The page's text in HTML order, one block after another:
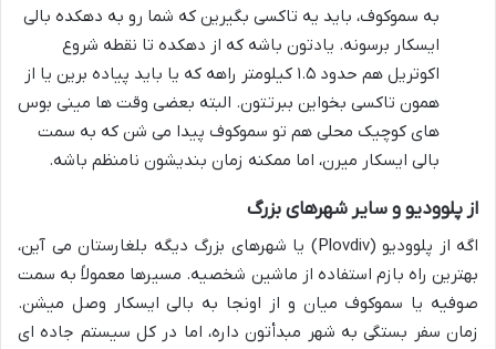
به سموکوف، باید یه تاکسی بگیرین که شما رو به دهکده بالی
ایسکار برسونه. یادتون باشه که از دهکده تا نقطه شروع
اکوتریل هم حدود ۱.۵ کیلومتر راهه که یا باید پیاده برین یا از
همون تاکسی بخواین ببرتتون. البته بعضی وقت ها مینی بوس
های کوچیک محلی هم تو سموکوف پیدا می شن که به سمت
بالی ایسکار میرن، اما ممکنه زمان بندیشون نامنظم باشه.
از پلوودیو و سایر شهرهای بزرگ
اگه از پلوودیو (Plovdiv) یا شهرهای بزرگ دیگه بلغارستان می آین،
بهترین راه بازم استفاده از ماشین شخصیه. مسیرها معمولاً به سمت
صوفیه یا سموکوف میان و از اونجا به بالی ایسکار وصل میشن.
زمان سفر بستگی به شهر مبدأتون داره، اما در کل سیستم جاده ای